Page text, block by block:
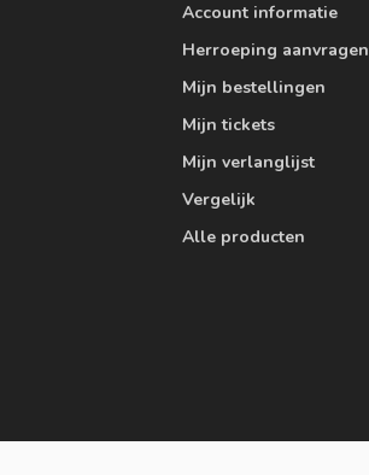
Account informatie
Herroeping aanvragen
Mijn bestellingen
Mijn tickets
Mijn verlanglijst
Vergelijk
Alle producten